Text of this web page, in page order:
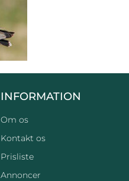
INFORMATION
Om os
Kontakt os
Prisliste
Annoncer